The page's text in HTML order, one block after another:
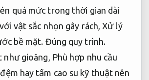
quá mức trong thời gian dài
vật sắc nhọn gây rách,Xử lý
bề mặt. Đúng quy trình.
gioăng, Phù hợp nhu cầu
hay tấm cao su kỹ thuật nên